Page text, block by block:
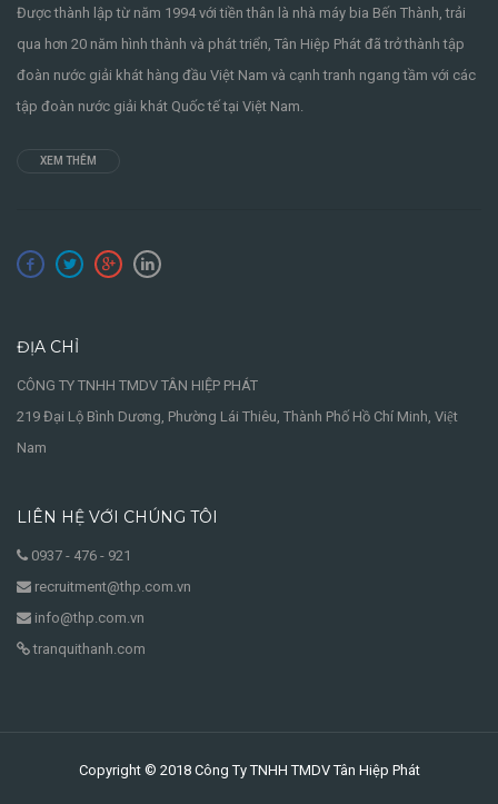
Được thành lập từ năm 1994 với tiền thân là nhà máy bia Bến Thành, trải
qua hơn 20 năm hình thành và phát triển, Tân Hiệp Phát đã trở thành tập
đoàn nước giải khát hàng đầu Việt Nam và cạnh tranh ngang tầm với các
tập đoàn nước giải khát Quốc tế tại Việt Nam.
XEM THÊM
ĐỊA CHỈ
CÔNG TY TNHH TMDV TÂN HIỆP PHÁT
219 Đại Lộ Bình Dương, Phường Lái Thiêu, Thành Phố Hồ Chí Minh, Việt
Nam
LIÊN HỆ VỚI CHÚNG TÔI
0937 - 476 - 921
recruitment@thp.com.vn
info@thp.com.vn
tranquithanh.com
Copyright © 2018 Công Ty TNHH TMDV Tân Hiệp Phát